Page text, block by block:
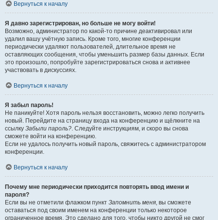
Вернуться к началу
Я давно зарегистрирован, но больше не могу войти!
Возможно, администратор по какой-то причине деактивировал или
удалил вашу учётную запись. Кроме того, многие конференции
периодически удаляют пользователей, длительное время не
оставляющих сообщения, чтобы уменьшить размер базы данных. Если
это произошло, попробуйте зарегистрироваться снова и активнее
участвовать в дискуссиях.
Вернуться к началу
Я забыл пароль!
Не паникуйте! Хотя пароль нельзя восстановить, можно легко получить
новый. Перейдите на страницу входа на конференцию и щёлкните на
ссылку Забыли пароль?. Следуйте инструкциям, и скоро вы снова
сможете войти на конференцию.
Если не удалось получить новый пароль, свяжитесь с администратором
конференции.
Вернуться к началу
Почему мне периодически приходится повторять ввод имени и
пароля?
Если вы не отметили флажком пункт Запомнить меня, вы сможете
оставаться под своим именем на конференции только некоторое
ограниченное время. Это сделано для того, чтобы никто другой не смог